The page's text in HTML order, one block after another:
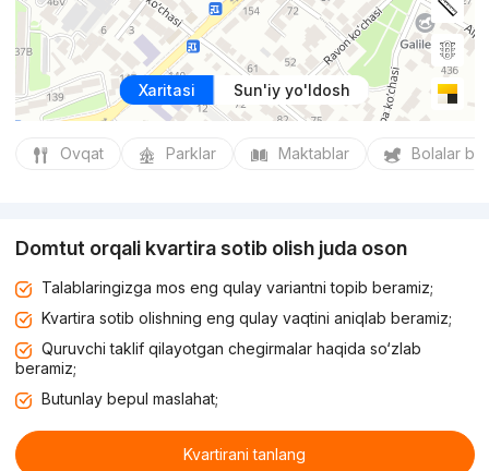
Xaritasi Sun'iy yo'ldosh
Ovqat Parklar Maktablar Bolalar
Domtut orqali kvartira sotib olish juda oson
Talablaringizga mos eng qulay variantni topib beramiz;
Kvartira sotib olishning eng qulay vaqtini aniqlab beramiz;
Quruvchi taklif qilayotgan chegirmalar haqida so‘zlab
beramiz;
Butunlay bepul maslahat;
Kvartirani tanlang